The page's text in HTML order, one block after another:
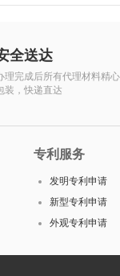
全送达
理完成后所有代理材料精心
装，快递直达
专利服务
发明专利申请
新型专利申请
外观专利申请